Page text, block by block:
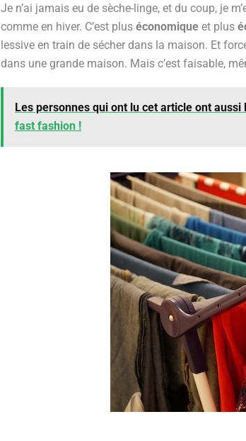
Je n’ai jamais eu de sèche-linge, et du coup, je
comme en hiver. C’est plus économique et plus
lessive en train de sécher dans la maison. Et
dans une grande maison. Mais c’est faisable,
Les personnes qui ont lu cet article ont aussi
fast fashion !